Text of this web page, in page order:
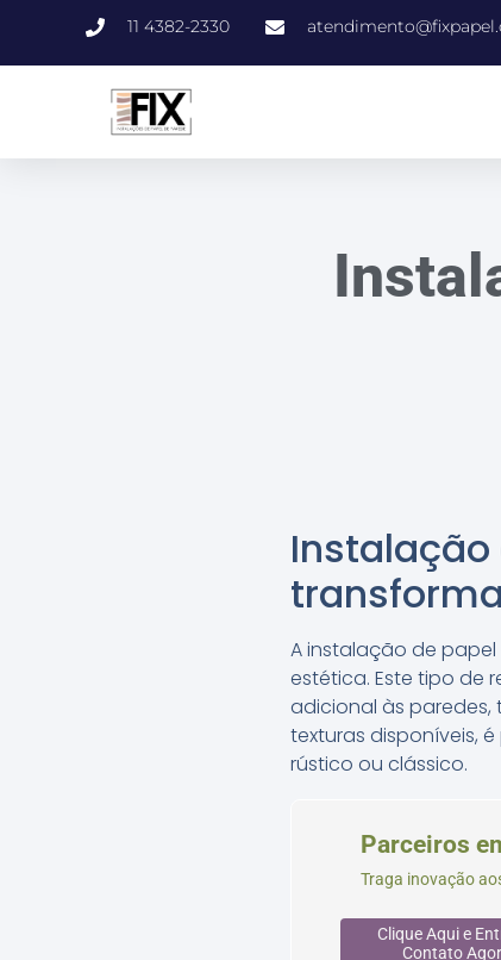
11 4382-2330
A instalação de
estética. Este tipo de
adicional às paredes,
texturas disponíveis,
rústico ou clássico.
Parceiros
Traga inovação
Clique Aqui e
Contato